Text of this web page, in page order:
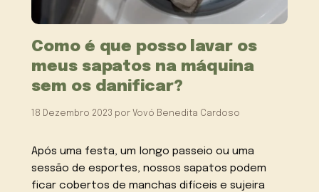
Como é que posso lavar os
meus sapatos na máquina
sem os danificar?
18 Dezembro 2023 por Vovó Benedita Cardoso
Após uma festa, um longo passeio ou uma
sessão de esportes, nossos sapatos podem
ficar cobertos de manchas difíceis e sujeira